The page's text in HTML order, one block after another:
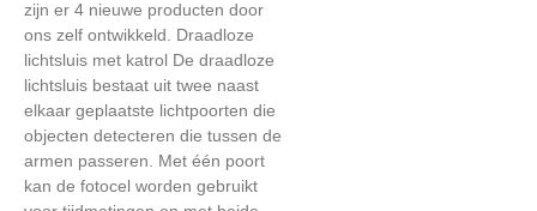
zijn er 4 nieuwe producten door
ons zelf ontwikkeld. Draadloze
lichtsluis met katrol De draadloze
lichtsluis bestaat uit twee naast
elkaar geplaatste lichtpoorten die
objecten detecteren die tussen de
armen passeren. Met één poort
kan de fotocel worden gebruikt